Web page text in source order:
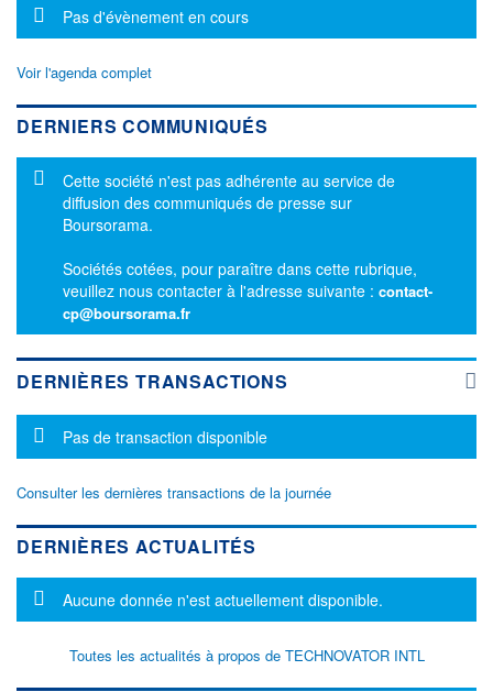
Message d'information
Pas d'évènement en cours
Voir l'agenda complet
DERNIERS COMMUNIQUÉS
Message d'information
Cette société n'est pas adhérente au service de
diffusion des communiqués de presse sur
Boursorama.
Sociétés cotées, pour paraître dans cette rubrique,
veuillez nous contacter à l'adresse suivante : contact-
cp@boursorama.fr
DERNIÈRES TRANSACTIONS
Message d'information
Pas de transaction disponible
Consulter les dernières transactions de la journée
DERNIÈRES ACTUALITÉS
Message d'information
Aucune donnée n'est actuellement disponible.
Toutes les actualités à propos de TECHNOVATOR INTL